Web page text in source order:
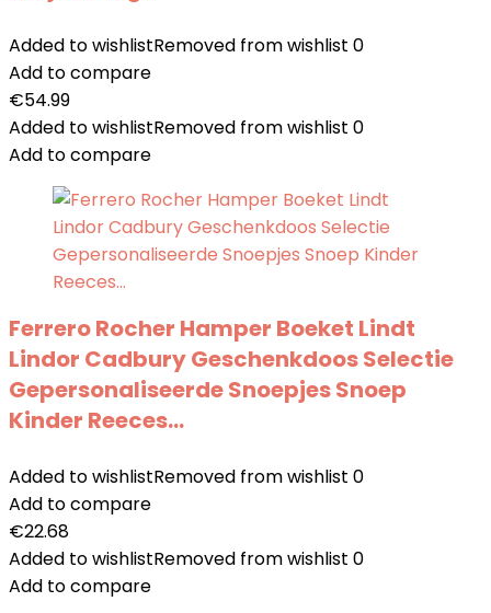
Added to wishlistRemoved from wishlist 0
Add to compare
€54.99
Added to wishlistRemoved from wishlist 0
Add to compare
Ferrero Rocher Hamper Boeket Lindt
Lindor Cadbury Geschenkdoos Selectie
Gepersonaliseerde Snoepjes Snoep
Kinder Reeces…
Added to wishlistRemoved from wishlist 0
Add to compare
€22.68
Added to wishlistRemoved from wishlist 0
Add to compare